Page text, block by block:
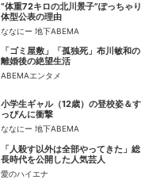
“体重72キロの北川景子”ぽっちゃり
体型公表の理由
ななにー 地下ABEMA
「ゴミ屋敷」「孤独死」布川敏和の
離婚後の絶望生活
ABEMAエンタメ
小学生ギャル（12歳）の登校姿＆す
っぴんに衝撃
ななにー 地下ABEMA
「人殺す以外は全部やってきた」総
長時代を公開した人気芸人
愛のハイエナ